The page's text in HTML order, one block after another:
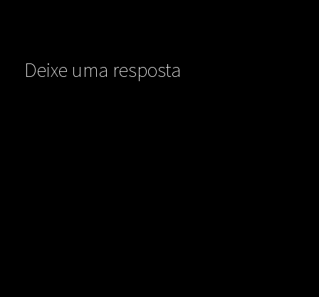
Deixe uma resposta